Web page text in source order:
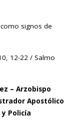
signos de
12-22 / Salmo
– Arzobispo
Apostólico
Policía